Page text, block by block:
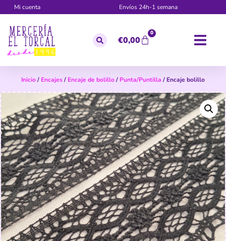
Mi cuenta Envíos 24h-1 semana
€0,00
0
Inicio/ Encajes/ Encaje de bolillo/ Punta/Puntilla / Encaje bolillo